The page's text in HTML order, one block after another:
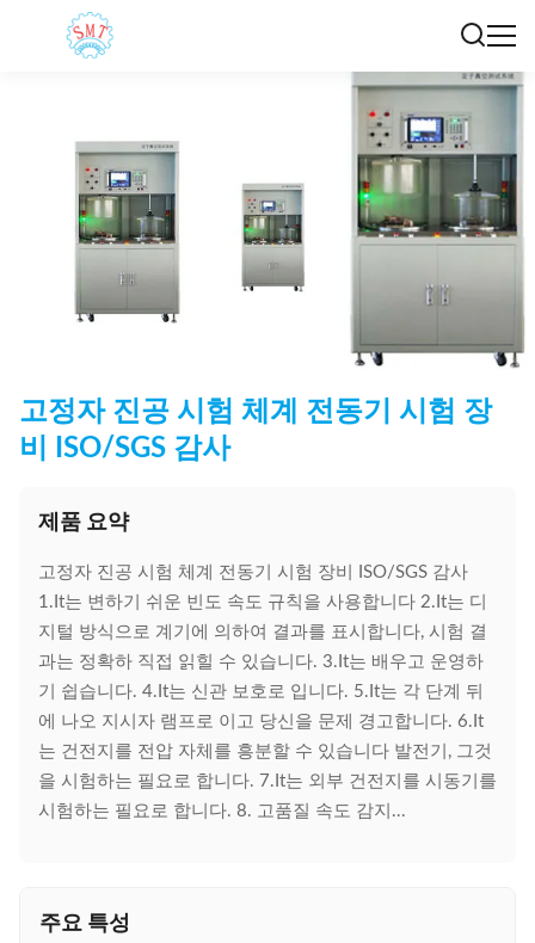
고정자 진공 시험 체계 전동기 시험 장
비 ISO/SGS 감사
제품 요약
고정자 진공 시험 체계 전동기 시험 장비 ISO/SGS 감사
1.It는 변하기 쉬운 빈도 속도 규칙을 사용합니다 2.It는 디
지털 방식으로 계기에 의하여 결과를 표시합니다, 시험 결
과는 정확하 직접 읽힐 수 있습니다. 3.It는 배우고 운영하
기 쉽습니다. 4.It는 신관 보호로 입니다. 5.It는 각 단계 뒤
에 나오 지시자 램프로 이고 당신을 문제 경고합니다. 6.It
는 건전지를 전압 자체를 흥분할 수 있습니다 발전기, 그것
을 시험하는 필요로 합니다. 7.It는 외부 건전지를 시동기를
시험하는 필요로 합니다. 8. 고품질 속도 감지...
주요 특성